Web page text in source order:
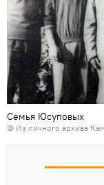
Семья Юсуповых
© Из личного архива